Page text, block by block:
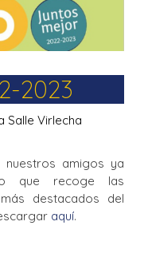
2023
Salle Virlecha
nuestros amigos ya
que recoge las
destacados del
aquí.